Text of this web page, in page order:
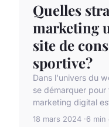
Quelles
marketing
site de
sportive?
Dans l'univers du
se démarquer
marketing digital
18 mars 2024 6 min